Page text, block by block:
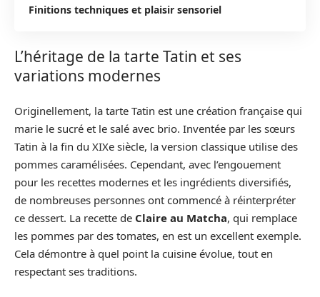
Finitions techniques et plaisir sensoriel
L’héritage de la tarte Tatin et ses
variations modernes
Originellement, la tarte Tatin est une création française qui
marie le sucré et le salé avec brio. Inventée par les sœurs
Tatin à la fin du XIXe siècle, la version classique utilise des
pommes caramélisées. Cependant, avec l’engouement
pour les recettes modernes et les ingrédients diversifiés,
de nombreuses personnes ont commencé à réinterpréter
ce dessert. La recette de Claire au Matcha, qui remplace
les pommes par des tomates, en est un excellent exemple.
Cela démontre à quel point la cuisine évolue, tout en
respectant ses traditions.